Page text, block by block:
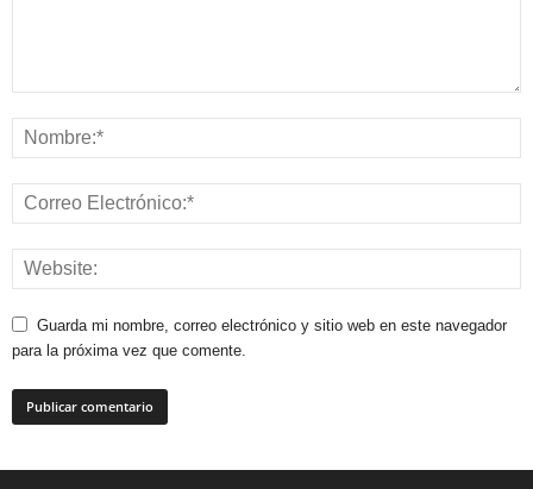
Guarda mi nombre, correo electrónico y sitio web en este navegador
para la próxima vez que comente.